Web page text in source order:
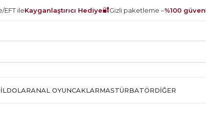
EFT ileKayganlaştırıcı Hediye🔐Gizli paketleme –%100
ANAL OYUNCAKLARMASTÜRBATÖRDIĞER